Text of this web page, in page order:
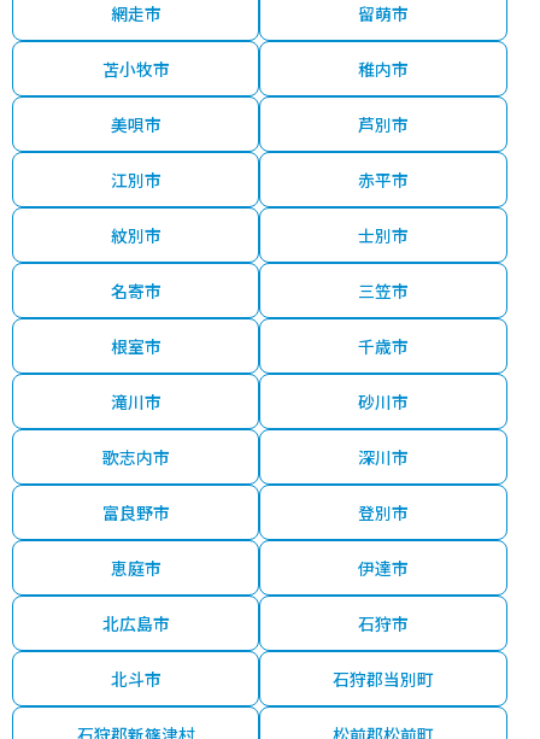
網走市 留萌市
苫小牧市 稚内市
美唄市 芦別市
江別市 赤平市
紋別市 士別市
名寄市 三笠市
根室市 千歳市
滝川市 砂川市
歌志内市 深川市
富良野市 登別市
恵庭市 伊達市
北広島市 石狩市
北斗市 石狩郡当別町
石狩郡新篠津村 松前郡松前町